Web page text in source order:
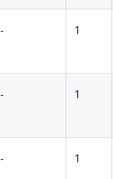
- 1
- 1
- 1